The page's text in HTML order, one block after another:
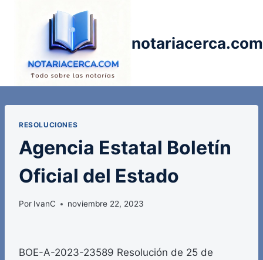
notariacerca.com
RESOLUCIONES
Agencia Estatal Boletín
Oficial del Estado
Por IvanC noviembre 22, 2023
BOE-A-2023-23589 Resolución de 25 de